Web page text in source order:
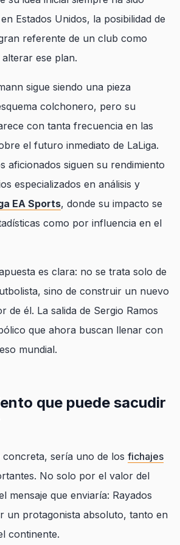
Estados Unidos, la posibilidad de
referente de un club como
ese plan.
sigue siendo una pieza
colchonero, pero su
con tanta frecuencia en las
el futuro inmediato de LaLiga.
aficionados siguen su rendimiento
especializados en análisis y
EA Sports, donde su impacto se
como por influencia en el
es clara: no se trata solo de
sino de construir un nuevo
de él. La salida de Sergio Ramos
que ahora buscan llenar con
mundial.
que puede sacudir
concreta, sería uno de los fichajes
No solo por el valor del
mensaje que enviaría: Rayados
un protagonista absoluto, tanto en
continente.